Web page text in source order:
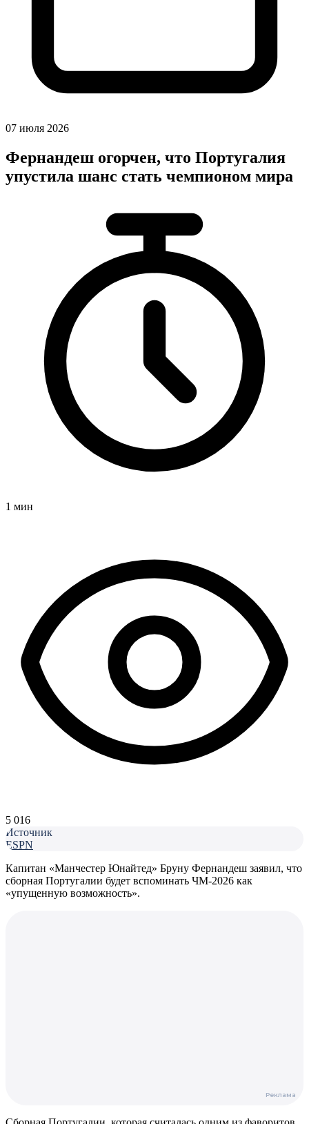
07 июля 2026
Фернандеш огорчен, что Португалия
упустила шанс стать чемпионом мира
1 мин
5 016
Источник
ESPN
Капитан «Манчестер Юнайтед» Бруну Фернандеш заявил, что
сборная Португалии будет вспоминать ЧМ-2026 как
«упущенную возможность».